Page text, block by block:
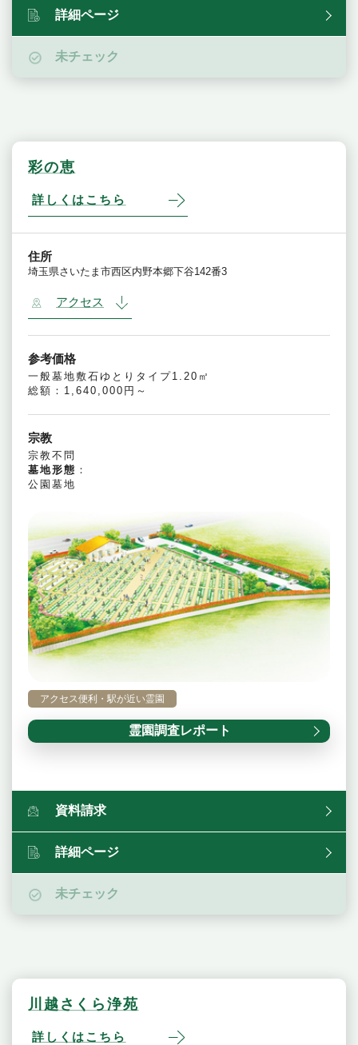
詳細ページ
未チェック
彩の恵
詳しくはこちら
アクセス便利・駅が近い霊園
霊園調査レポート
住所
埼玉県さいたま市西区内野本郷下谷142番3
アクセス
参考価格
一般墓地敷石ゆとりタイプ1.20㎡
総額：1,640,000円～
宗教
宗教不問
墓地形態 ：
公園墓地
資料請求
詳細ページ
未チェック
川越さくら浄苑
詳しくはこちら